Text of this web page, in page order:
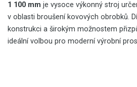
1 100 mm je vysoce výkonný stroj
v oblasti broušení kovových obrobků.
konstrukci a širokým možnostem
ideální volbou pro moderní výrobní